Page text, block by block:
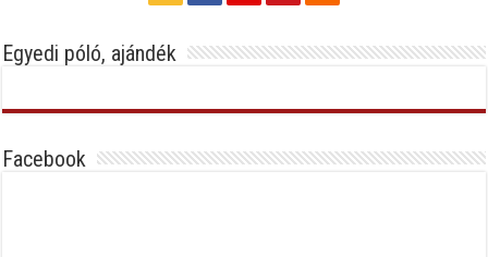
Egyedi póló, ajándék
Facebook